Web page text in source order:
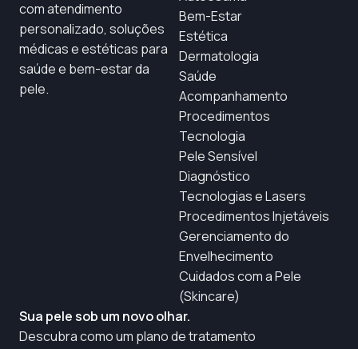
com atendimento
personalizado, soluções
médicas e estéticas para
saúde e bem-estar da
pele.
Bem-Estar
Estética
Dermatologia
Saúde
Acompanhamento
Procedimentos
Tecnologia
Pele Sensível
Diagnóstico
Tecnologias e Lasers
Procedimentos Injetáveis
Gerenciamento do
Envelhecimento
Cuidados com a Pele
(Skincare)
Sua pele sob um novo olhar.
Descubra como um plano de tratamento